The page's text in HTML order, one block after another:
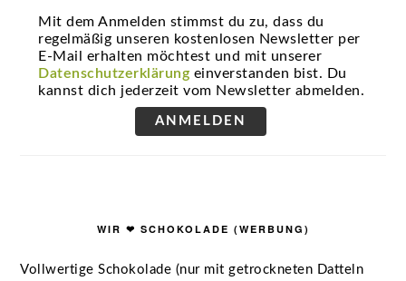
Mit dem Anmelden stimmst du zu, dass du
regelmäßig unseren kostenlosen Newsletter per
E-Mail erhalten möchtest und mit unserer
Datenschutzerklärung einverstanden bist. Du
kannst dich jederzeit vom Newsletter abmelden.
ANMELDEN
WIR ❤ SCHOKOLADE (WERBUNG)
Vollwertige Schokolade (nur mit getrockneten Datteln